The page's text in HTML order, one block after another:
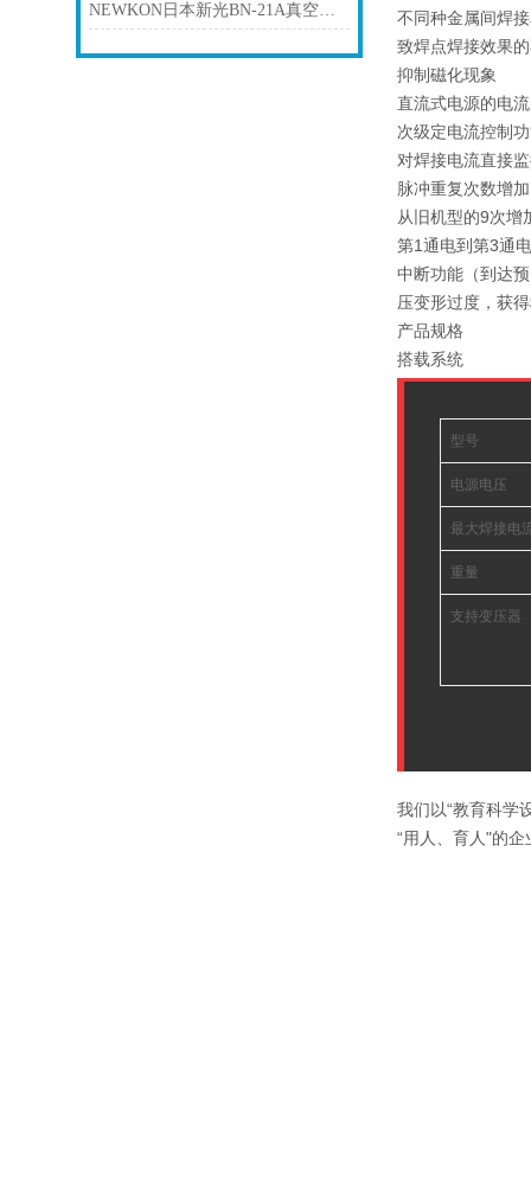
NEWKON日本新光BN-21A真空式点钞机
不同种金属间焊
致焊点焊接效果
抑制磁化现象
直流式电源的电
次级定电流控制
对焊接电流直接
脉冲重复次数增加
从旧机型的9次增
第1通电到第3通
中断功能（到达
压变形过度，获
产品规格
搭载系统
型号
电源电压
最大焊接电
重量
支持变压器
我们以“教育科学
“用人、育人"的